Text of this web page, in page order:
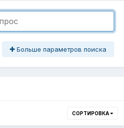
Больше параметров поиска
СОРТИРОВКА